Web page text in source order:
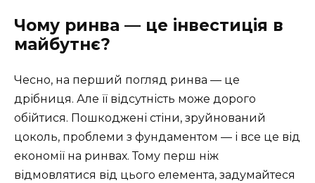
Чому ринва — це інвестиція в
майбутнє?
Чесно, на перший погляд ринва — це
дрібниця. Але її відсутність може дорого
обійтися. Пошкоджені стіни, зруйнований
цоколь, проблеми з фундаментом — і все це від
економії на ринвах. Тому перш ніж
відмовлятися від цього елемента, задумайтеся